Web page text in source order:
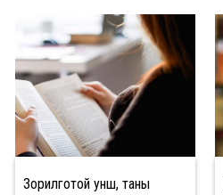
Зорилготой унш, таны